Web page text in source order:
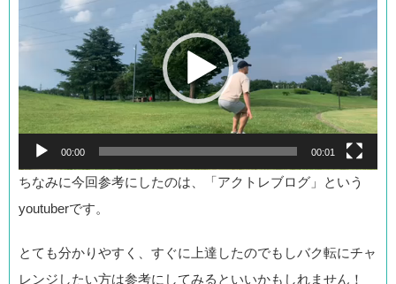
レ
ヤ
00:00 00:01
ちなみに今回参考にしたのは、「アクトレブログ」という
youtuberです。
とても分かりやすく、すぐに上達したのでもしバク転にチャ
レンジしたい方は参考にしてみるといいかもしれません！